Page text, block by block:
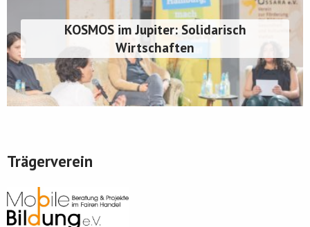
KOSMOS im Jupiter: Solidarisch
Wirtschaften
Trägerverein